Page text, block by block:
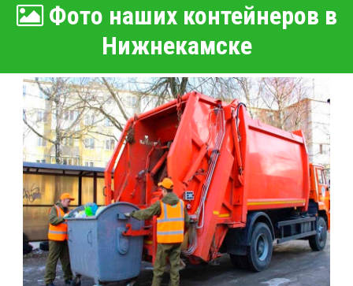
Фото наших контейнеров в
Нижнекамске